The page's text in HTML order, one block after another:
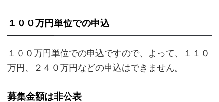
１００万円単位での申込
１００万円単位での申込ですので、よって、１１０
万円、２４０万円などの申込はできません。
募集金額は非公表